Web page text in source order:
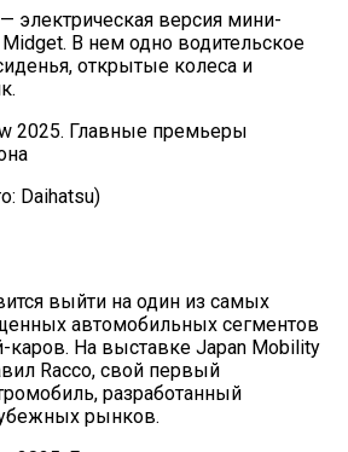
электрическая версия мини-
Midget. В нем одно водительское
открытые колеса и
Daihatsu)
выйти на один из самых
автомобильных сегментов
На выставке Japan Mobility
Racco, свой первый
разработанный
рынков.